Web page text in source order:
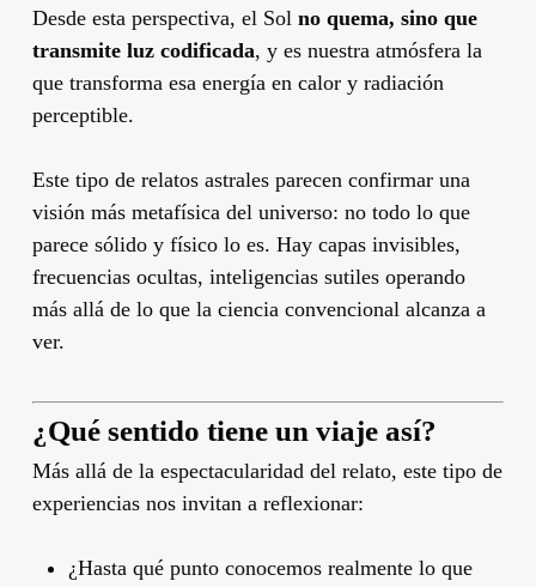
Desde esta perspectiva, el Sol no quema, sino que
transmite luz codificada, y es nuestra atmósfera la
que transforma esa energía en calor y radiación
perceptible.
Este tipo de relatos astrales parecen confirmar una
visión más metafísica del universo: no todo lo que
parece sólido y físico lo es. Hay capas invisibles,
frecuencias ocultas, inteligencias sutiles operando
más allá de lo que la ciencia convencional alcanza a
ver.
¿Qué sentido tiene un viaje así?
Más allá de la espectacularidad del relato, este tipo de
experiencias nos invitan a reflexionar:
¿Hasta qué punto conocemos realmente lo que